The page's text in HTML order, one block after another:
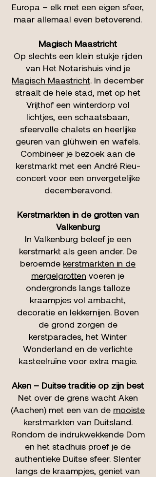
Europa – elk met een eigen sfeer,
maar allemaal even betoverend.
Magisch Maastricht
Op slechts een klein stukje rijden
van Het Notarishuis vind je
Magisch Maastricht. In december
straalt de hele stad, met op het
Vrijthof een winterdorp vol
lichtjes, een schaatsbaan,
sfeervolle chalets en heerlijke
geuren van glühwein en wafels.
Combineer je bezoek aan de
kerstmarkt met een André Rieu-
concert voor een onvergetelijke
decemberavond.
Kerstmarkten in de grotten van
Valkenburg
In Valkenburg beleef je een
kerstmarkt als geen ander. De
beroemde kerstmarkten in de
mergelgrotten voeren je
ondergronds langs talloze
kraampjes vol ambacht,
decoratie en lekkernijen. Boven
de grond zorgen de
kerstparades, het Winter
Wonderland en de verlichte
kasteelruïne voor extra magie.
Aken – Duitse traditie op zijn best
Net over de grens wacht Aken
(Aachen) met een van de mooiste
kerstmarkten van Duitsland.
Rondom de indrukwekkende Dom
en het stadhuis proef je de
authentieke Duitse sfeer. Slenter
langs de kraampjes, geniet van